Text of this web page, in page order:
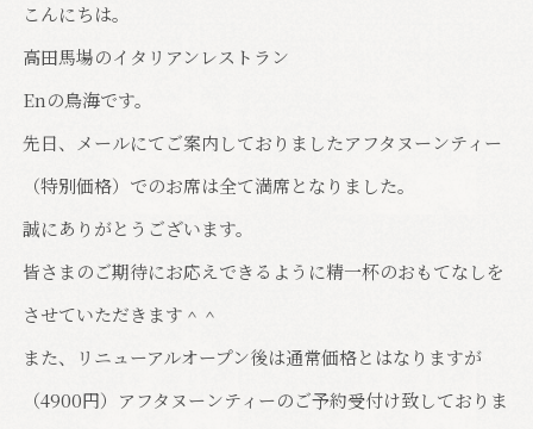
こんにちは。
高田馬場のイタリアンレストラン
Enの鳥海です。
先日、メールにてご案内しておりましたアフタヌーンティー
（特別価格）でのお席は全て満席となりました。
誠にありがとうございます。
皆さまのご期待にお応えできるように精一杯のおもてなしを
させていただきます＾＾
また、リニューアルオープン後は通常価格とはなりますが
（4900円）アフタヌーンティーのご予約受付け致しておりま